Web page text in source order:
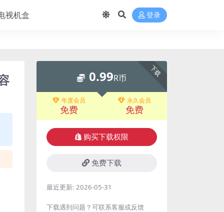
视机盒 登录
下载
0.99R币
年度会员
免费
永久会员
免费
购买下载权限
免费下载
最近更新: 2026-05-31
下载遇到问题？可联系客服或反馈